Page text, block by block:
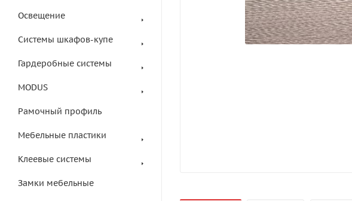
Освещение
Системы шкафов-купе
Гардеробные системы
MODUS
Рамочный профиль
Мебельные пластики
Клеевые системы
Замки мебельные